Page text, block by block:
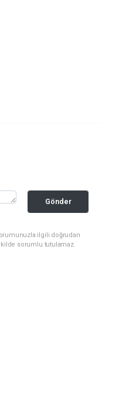
Gönder
ilgili doğrudan
sorumlu tutulamaz.